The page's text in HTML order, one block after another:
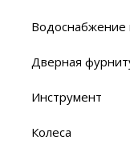
Водоснабжение
Дверная
Инструмент
Колеса